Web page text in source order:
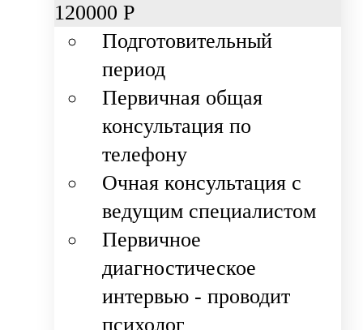
120000 Р
Подготовительный
период
Первичная общая
консультация по
телефону
Очная консультация с
ведущим специалистом
Первичное
диагностическое
интервью - проводит
психолог